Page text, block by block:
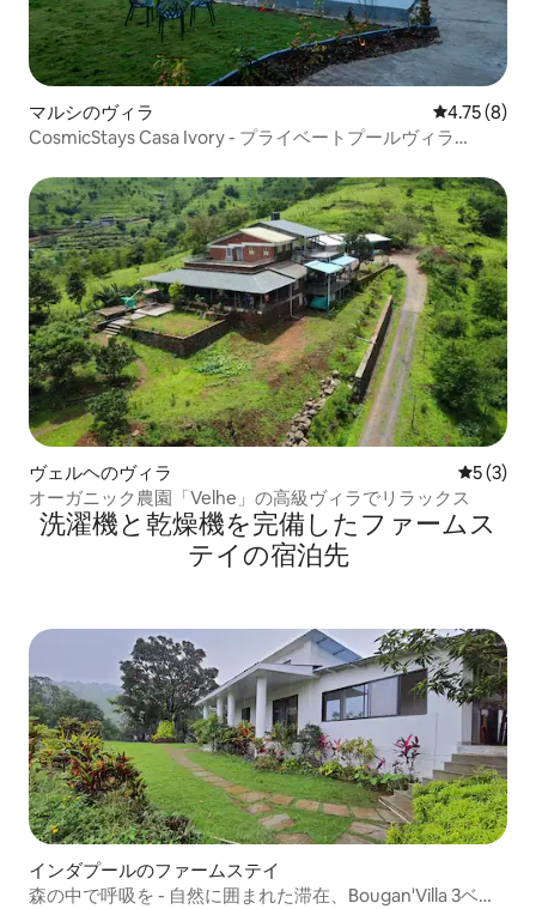
マルシのヴィラ レビュー8
4.75 (8)
CosmicStays Casa Ivory - プライベートプールヴィラ
ヴェルヘのヴィラ レビュー
5 (3)
オーガニック農園「Velhe」の高級ヴィラでリラックス
洗濯機と乾燥機を完備したファームス
テイの宿泊先
インダプールのファームステイ
森の中で呼吸を - 自然に囲まれた滞在、Bougan'Villa 3ベッ